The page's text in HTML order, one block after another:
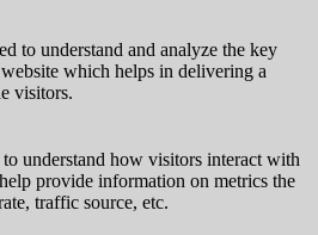
to understand and analyze the key
which helps in delivering a
visitors.
understand how visitors interact with
provide information on metrics the
traffic source, etc.